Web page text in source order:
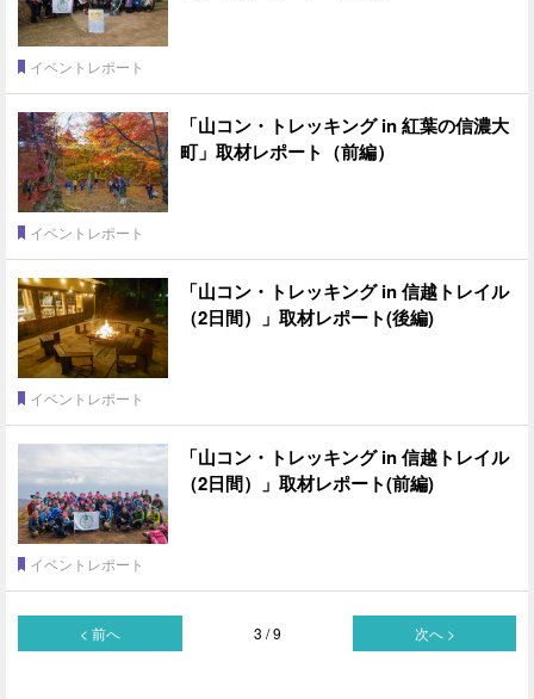
イベントレポート
「山コン・トレッキング in 紅葉の信濃大
町」取材レポート（前編）
イベントレポート
「山コン・トレッキング in 信越トレイル
（2日間）」取材レポート(後編)
イベントレポート
「山コン・トレッキング in 信越トレイル
（2日間）」取材レポート(前編)
イベントレポート
< 前へ 3 / 9 次へ >